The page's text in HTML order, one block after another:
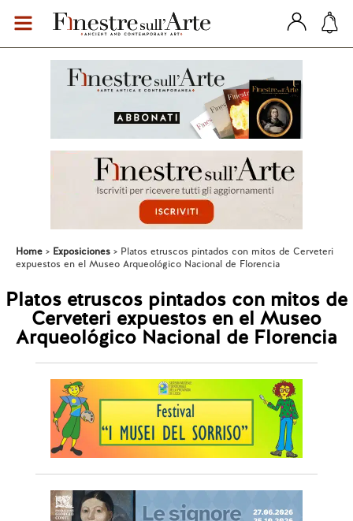
Home Exposiciones
Platos etruscos pintados con mitos de Cerveteri
expuestos en el Museo Arqueológico Nacional de Florencia
Platos etruscos pintados con mitos de
Cerveteri expuestos en el Museo
Arqueológico Nacional de Florencia